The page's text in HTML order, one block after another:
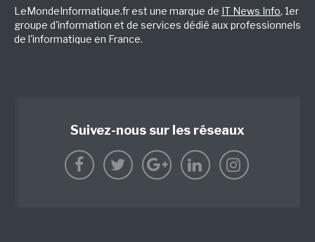
LeMondeInformatique.fr est une marque de IT News Info, 1er
groupe d'information et de services dédié aux professionnels
de l'informatique en France.
Suivez-nous sur les réseaux